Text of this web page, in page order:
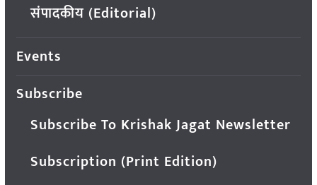
संपादकीय (Editorial)
Events
Subscribe
Subscribe To Krishak Jagat Newsletter
Subscription (Print Edition)